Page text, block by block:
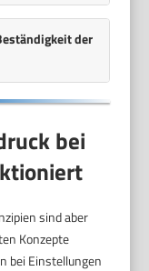
der
bei
sind aber
Konzepte
bei Einstellungen